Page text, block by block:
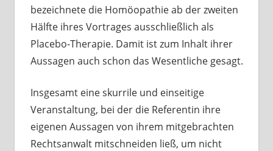
bezeichnete die Homöopathie ab der zweiten
Hälfte ihres Vortrages ausschließlich als
Placebo-Therapie. Damit ist zum Inhalt ihrer
Aussagen auch schon das Wesentliche gesagt.
Insgesamt eine skurrile und einseitige
Veranstaltung, bei der die Referentin ihre
eigenen Aussagen von ihrem mitgebrachten
Rechtsanwalt mitschneiden ließ, um nicht